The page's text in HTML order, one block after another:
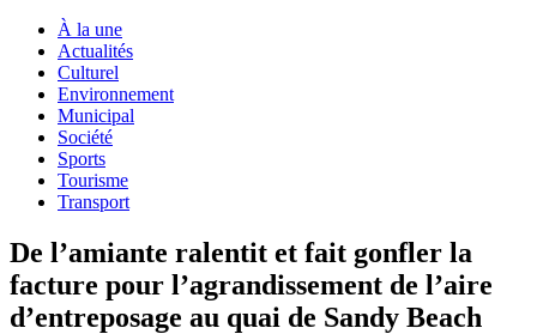
À la une
Actualités
Culturel
Environnement
Municipal
Société
Sports
Tourisme
Transport
De l’amiante ralentit et fait gonfler la
facture pour l’agrandissement de l’aire
d’entreposage au quai de Sandy Beach